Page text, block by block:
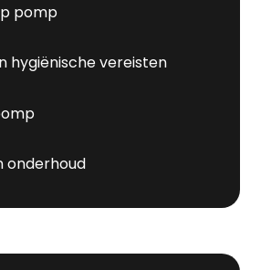
pomp
hygiënische vereisten
onderhoud